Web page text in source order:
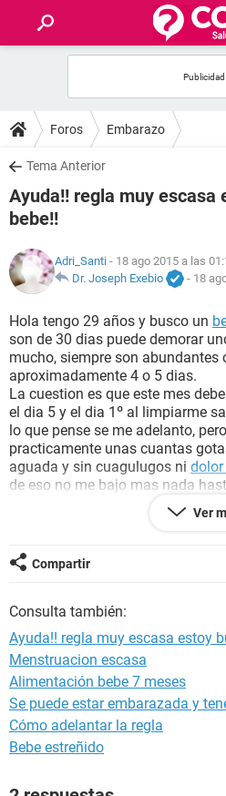
FOROS
SALUD
FAMILIA
NUTRICIÓN
SEXUALIDAD
GLOSARIO
Foros Embarazo
Tema Anterior
Ayuda!! regla muy escasa
bebe!!
Adri_Santi - 18 ago 2015 a las
Dr. Joseph Exebio
- 18
Hola tengo 29 años y busco un
son de 30 dias puede demorar
mucho, siempre son abundantes
aproximadamente 4 o 5 dias.
La cuestion es que este mes
el dia 5 y el dia 1º al limpiarme
lo que pense se me adelanto,
practicamente unas cuantas
aguada y sin cuagulugos ni dolor
de eso no me bajo mas nada
hie un test que salio negativo.
decirme que puede ser la verdad
Ver
Compartir
Consulta también:
Ayuda!! regla muy escasa estoy
Menstruacion escasa
Alimentación bebe 7 meses
Se puede estar embarazada y
Cómo adelantar la regla
Bebe estreñido